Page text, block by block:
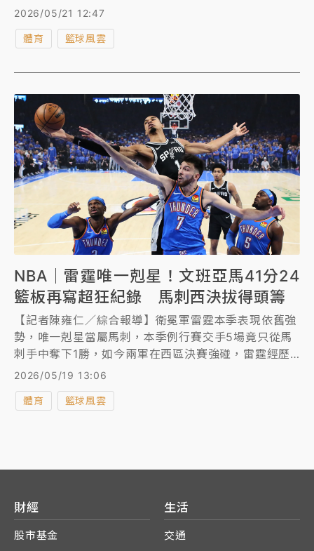
守硬是壓制馬刺火力，終場以122比113扳平戰局，只
哈爾特斯泰（Isaiah Hartenstein）為了爭搶籃板竟還
2026/05/21 12:47
體育 籃球風雲
NBA｜雷霆唯一剋星！文班亞馬41分24
籃板再寫超狂紀錄 馬刺西決拔得頭籌
【記者陳雍仁／綜合報導】衛冕軍雷霆本季表現依舊強
勢，唯一剋星當屬馬刺，本季例行賽交手5場竟只從馬
刺手中奪下1勝，如今兩軍在西區決賽強碰，雷霆經歷
兩度延長還是以115比122吞敗，馬刺「法國怪物」文
班亞馬（Victor Wembanyama）再度統治禁區，寫下
超狂紀錄，成為馬刺在西區決賽拔得頭籌的英雄。
2026/05/19 13:06
體育 籃球風雲
財經
股市基金
生活
交通